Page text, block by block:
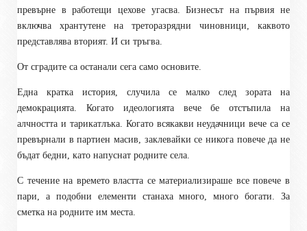
превърне в работещи цехове угасва. Бизнесът на първия не
включва хрантутене на треторазрядни чиновници, каквото
представлява вторият. И си тръгва.
От сградите са останали сега само основите.
Една кратка история, случила се малко след зората на
демокрацията. Когато идеологията вече бе отстъпила на
алчността и тарикатлъка. Когато всякакви неудачници вече са се
превърнали в партиен масив, заклевайки се никога повече да не
бъдат бедни, като напуснат родните села.
С течение на времето властта се материализираше все повече в
пари, а подобни елементи станаха много, много богати. За
сметка на родните им места.